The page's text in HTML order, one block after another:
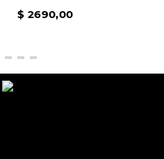
$ 2690,00